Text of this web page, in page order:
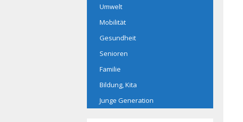
Umwelt
Mobilität
Gesundheit
Senioren
Familie
Bildung, Kita
Junge Generation